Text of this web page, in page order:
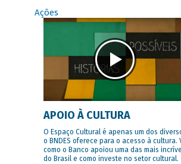
Ações
APOIO À CULTURA
O Espaço Cultural é apenas um dos
o BNDES oferece para o acesso à cultura.
como o Banco apoiou uma das mais
do Brasil e como investe no setor cultural.